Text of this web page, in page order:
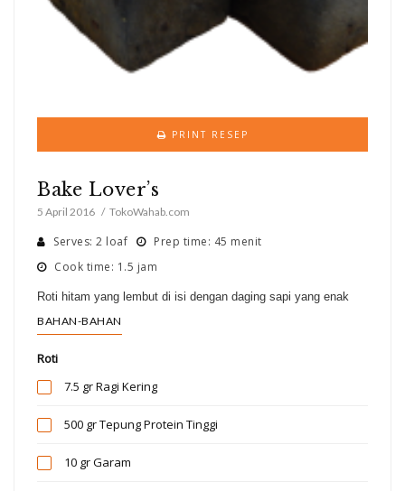
PRINT RESEP
Bake Lover’s
5 April 2016 TokoWahab.com
Serves: 2 loaf
Prep time: 45 menit
Cook time: 1.5 jam
Roti hitam yang lembut di isi dengan daging sapi yang enak
BAHAN-BAHAN
Roti
7.5 grRagi Kering
500 grTepung Protein Tinggi
10 grGaram